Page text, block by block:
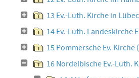
13 Ev.-Luth. Kirche in
14 Ev.-Luth. Landeskirche
15 Pommersche Ev. Kirche
16 Nordelbische Ev.-Luth.